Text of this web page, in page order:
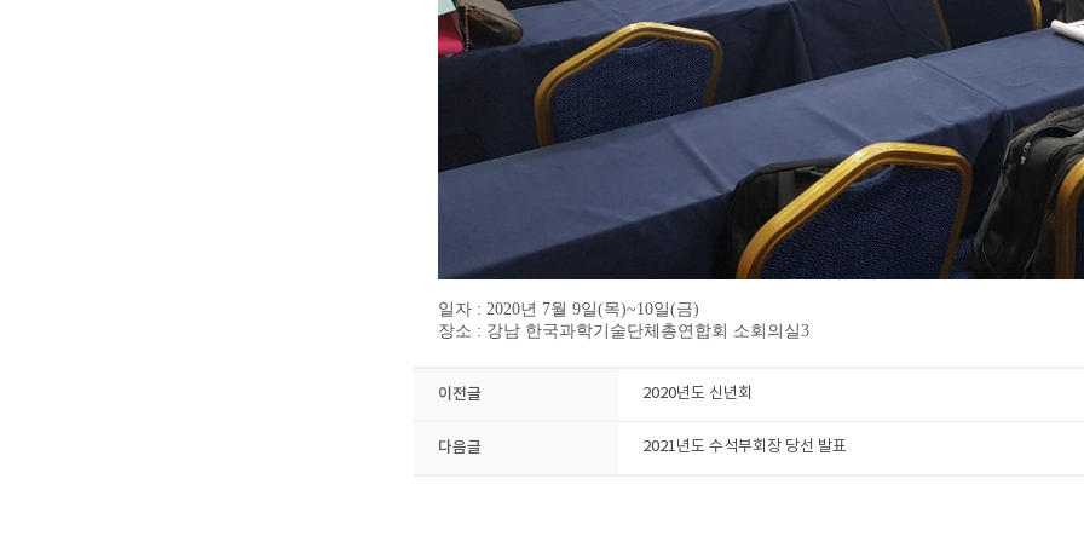
일자 : 2020년 7월 9일(목)~10일(금)
장소 : 강남 한국과학기술단체총연합회 소회의실3
이전글 2020년도 신년회
다음글 2021년도 수석부회장 당선 발표